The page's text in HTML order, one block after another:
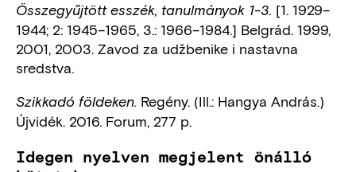
Összegyűjtött esszék, tanulmányok 1-3. [1. 1929–
1944; 2: 1945–1965, 3.: 1966–1984.] Belgrád. 1999,
2001, 2003. Zavod za udžbenike i nastavna
sredstva.
Szikkadó földeken. Regény. (Ill.: Hangya András.)
Újvidék. 2016. Forum, 277 p.
Idegen nyelven megjelent önálló